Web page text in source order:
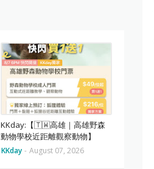
KKday:【🇹🇼高雄｜高雄野森
動物學校近距離觀察動物】
KKday - August 07, 2026